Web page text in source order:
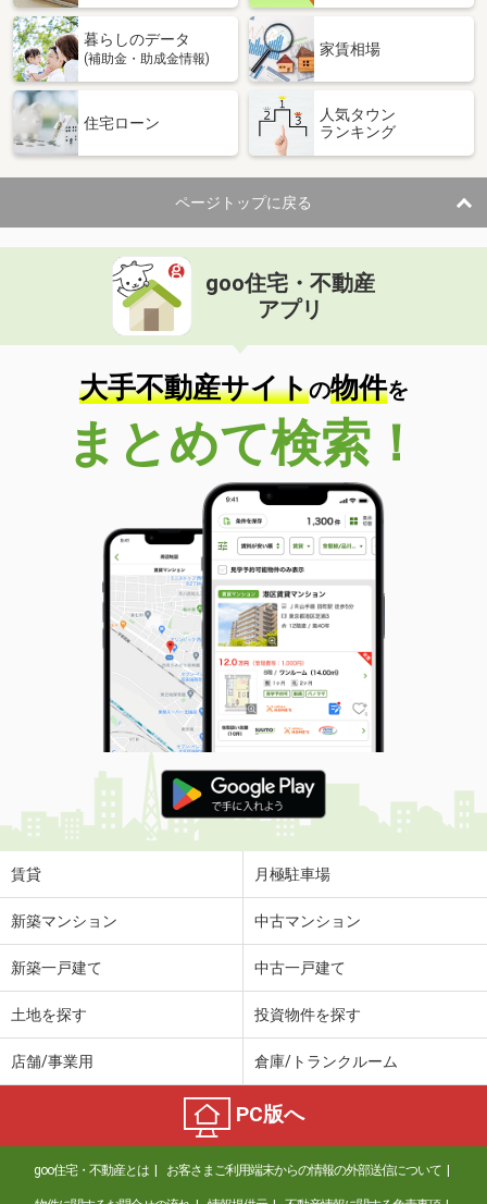
暮らしのデータ
(補助金・助成金情報)
家賃相場
住宅ローン
人気タウン
ランキング
ページトップに戻る
goo住宅・不動産
アプリ
大手不動産サイトの物件を
まとめて検索！
賃貸 月極駐車場
新築マンション 中古マンション
新築一戸建て 中古一戸建て
土地を探す 投資物件を探す
店舗/事業用 倉庫/トランクルーム
PC版へ
goo住宅・不動産とは お客さまご利用端末からの情報の外部送信について